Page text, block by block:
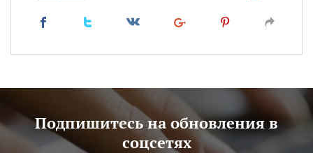
Подпишитесь на обновления в
соцсетях